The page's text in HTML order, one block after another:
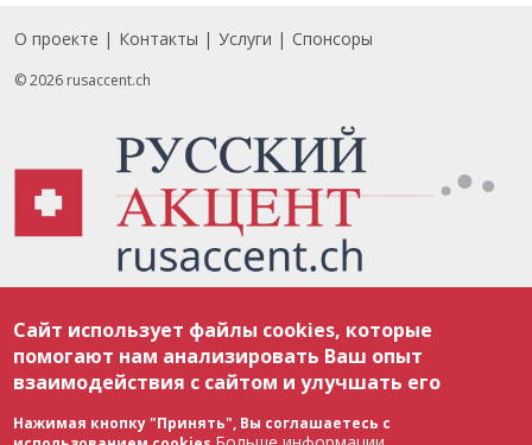
Footer
О проекте Контакты Услуги Спонсоры
© 2026 rusaccent.ch
соответствии с законодательством Швейцарии об авторском праве и
международными соглашениями. Полное или частичное использование
материалов возможно только с разрешения редакции. В случае полного
или частичного воспроизведения материалов сайта rusaccent.ch,
ОБЯЗАТЕЛЬНА АКТИВНАЯ ГИПЕРССЫЛКА на конкретный заимствованный
текст. Фотоизображения, размещенные редакцией rusaccent.ch, являются
ее исключительной собственностью. Полное или частичное
Сайт использует файлы cookies, которые
помогают нам анализировать Ваш опыт
взаимодействия с сайтом и улучшать его
Нажимая кнопку "Принять", Вы соглашаетесь с